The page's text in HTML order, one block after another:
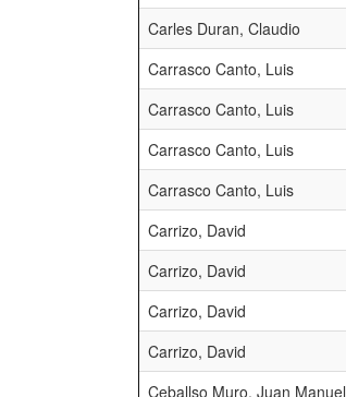
Carles Duran, Claudio
Carrasco Canto, Luis
Carrasco Canto, Luis
Carrasco Canto, Luis
Carrasco Canto, Luis
Carrizo, David
Carrizo, David
Carrizo, David
Carrizo, David
Ceballso Muro, Juan Manuel